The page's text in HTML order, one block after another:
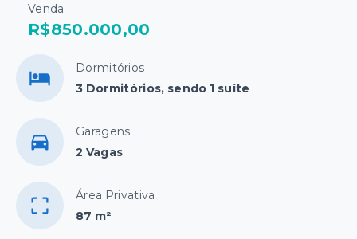
Venda
R$850.000,00
Dormitórios
3 Dormitórios, sendo 1 suíte
Garagens
2 Vagas
Área Privativa
87 m²